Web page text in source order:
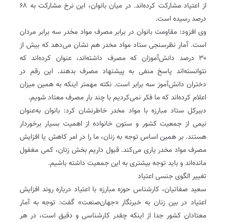
از اعتیاد مشارکت کرده‌اند. در میان بانوان، این نرخ مشارکت به ۶۸
درصد رسیده است.
وی افزود: مقاومت بانوان در برابر مصرف مواد مخدر سه برابر مردان
است. آمار نظرسنجی ستاد مواد مخدر هم نشان می‌دهد که بیش از
۳۰ درصد دانش‌آموزان که مصرف داشته‌اند، عنوان کرده‌اند که
نتوانسته‌اند پاسخ منفی به پیشنهاد مصرف بدهند. این رقم در
دختران دانش‌آموز سه برابر است. نکته مهمتر اینکه به همین میزان
اعلام کرده‌اند که ما فکر نمی‌کردیم با چند بار مصرف معتاد شویم.
دبیرکل ستاد مبارزه با مواد مخدر خاطرنشان کرد: بانوان به‌عنوان
نیمی از جمعیت کشور و ستون خانواده از اهمیت بسیار برخوردار
هستند. بر همین اساس توجه به زنان، ما را در امر کاهش یا افزایش
مصرف مواد مخدر یاری می‌کند. قبول داریم بخش زنان، کمی مغفول
مانده‌اند و باید توجه بیشتری به این جمعیت داشته باشیم.
تغییر الگوی جنسی اعتیاد
سعید صفاتیان، کارشناس حوزه مبارزه با اعتیاد درباره روند افزایش
اعتیاد در بین زنان به خبرنگار «جهان‌صنعت» گفت: توجه به آمار
معتادان کشور جدا از اینکه چقدر کارشناسی و دقیق است، در هر